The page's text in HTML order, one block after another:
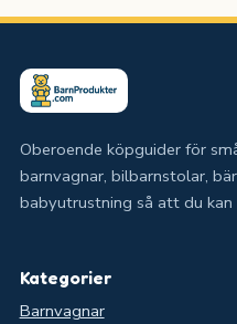
Oberoende köpguider för
barnvagnar, bilbarnstolar,
babyutrustning så att du
Kategorier
Barnvagnar